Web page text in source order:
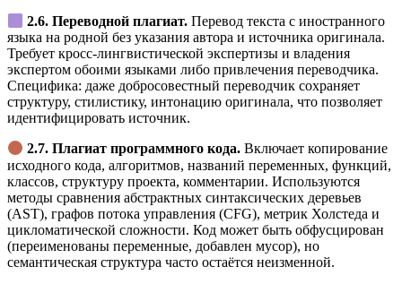
2.6. Переводной плагиат. Перевод текста с иностранного
языка на родной без указания автора и источника оригинала.
Требует кросс-лингвистической экспертизы и владения
экспертом обоими языками либо привлечения переводчика.
Специфика: даже добросовестный переводчик сохраняет
структуру, стилистику, интонацию оригинала, что позволяет
идентифицировать источник.
2.7. Плагиат программного кода. Включает копирование
исходного кода, алгоритмов, названий переменных, функций,
классов, структуру проекта, комментарии. Используются
методы сравнения абстрактных синтаксических деревьев
(AST), графов потока управления (CFG), метрик Холстеда и
цикломатической сложности. Код может быть обфусцирован
(переименованы переменные, добавлен мусор), но
семантическая структура часто остаётся неизменной.